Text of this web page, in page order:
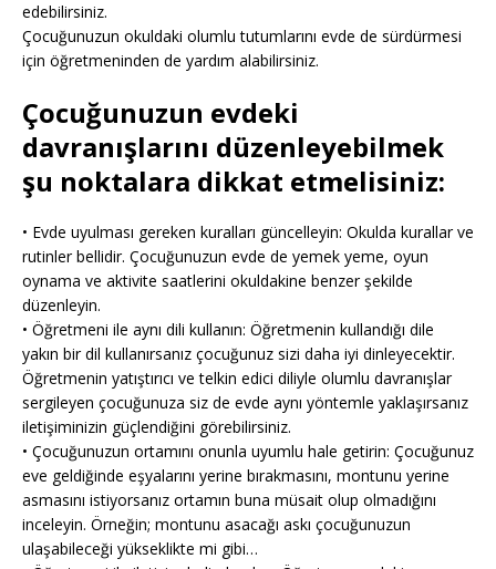
edebilirsiniz.
Çocuğunuzun okuldaki olumlu tutumlarını evde de sürdürmesi
için öğretmeninden de yardım alabilirsiniz.
Çocuğunuzun evdeki
davranışlarını düzenleyebilmek
şu noktalara dikkat etmelisiniz:
• Evde uyulması gereken kuralları güncelleyin: Okulda kurallar ve
rutinler bellidir. Çocuğunuzun evde de yemek yeme, oyun
oynama ve aktivite saatlerini okuldakine benzer şekilde
düzenleyin.
• Öğretmeni ile aynı dili kullanın: Öğretmenin kullandığı dile
yakın bir dil kullanırsanız çocuğunuz sizi daha iyi dinleyecektir.
Öğretmenin yatıştırıcı ve telkin edici diliyle olumlu davranışlar
sergileyen çocuğunuza siz de evde aynı yöntemle yaklaşırsanız
iletişiminizin güçlendiğini görebilirsiniz.
• Çocuğunuzun ortamını onunla uyumlu hale getirin: Çocuğunuz
eve geldiğinde eşyalarını yerine bırakmasını, montunu yerine
asmasını istiyorsanız ortamın buna müsait olup olmadığını
inceleyin. Örneğin; montunu asacağı askı çocuğunuzun
ulaşabileceği yükseklikte mi gibi…